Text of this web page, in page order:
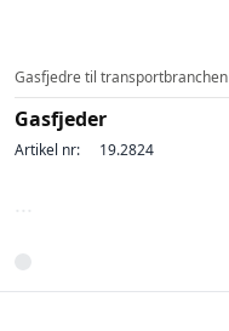
Gasfjedre til transportbranchen
Gasfjeder
Artikel nr: 19.2824
...